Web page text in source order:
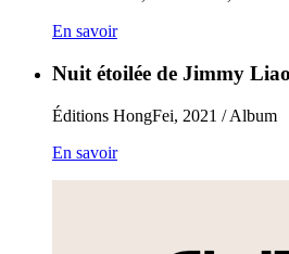
En savoir
Nuit étoilée de Jimmy Liao
Éditions HongFei, 2021 / Album
En savoir